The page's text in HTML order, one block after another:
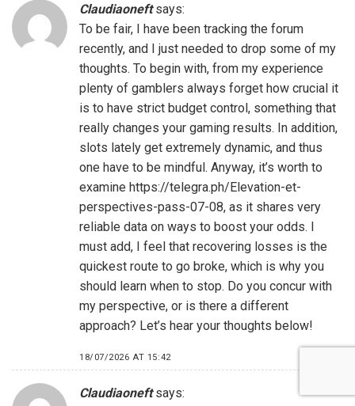
Claudiaoneft says:
To be fair, I have been tracking the forum
recently, and I just needed to drop some of my
thoughts. To begin with, from my experience
plenty of gamblers always forget how crucial it
is to have strict budget control, something that
really changes your gaming results. In addition,
slots lately get extremely dynamic, and thus
one have to be mindful. Anyway, it’s worth to
examine https://telegra.ph/Elevation-et-
perspectives-pass-07-08, as it shares very
reliable data on ways to boost your odds. I
must add, I feel that recovering losses is the
quickest route to go broke, which is why you
should learn when to stop. Do you concur with
my perspective, or is there a different
approach? Let’s hear your thoughts below!
18/07/2026 AT 15:42
Claudiaoneft says: